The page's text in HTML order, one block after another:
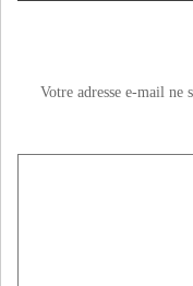
Votre adresse e-mail ne